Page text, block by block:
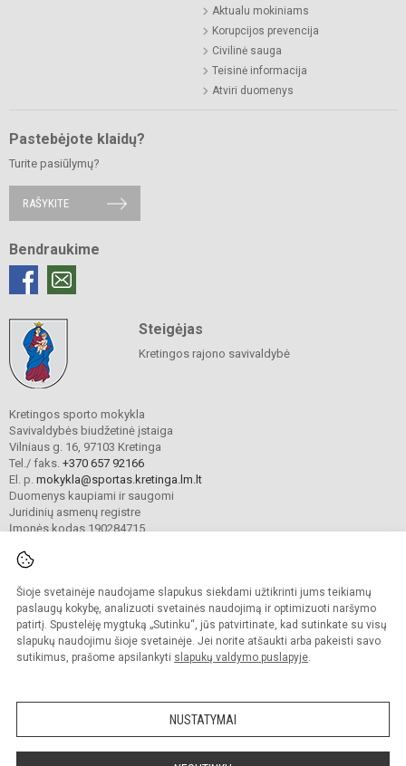
Šioje svetainėje naudojame slapukus siekdami užtikrinti jums teikiamų
paslaugų kokybę, analizuoti svetainės naudojimą ir optimizuoti naršymo
patirtį. Spustelėję mygtuką „Sutinku“, jūs patvirtinate, kad sutinkate su visų
slapukų naudojimu šioje svetainėje. Jei norite atšaukti arba pakeisti savo
sutikimus, prašome apsilankyti slapukų valdymo puslapyje.
NUSTATYMAI
Aktualu mokiniams
Korupcijos prevencija
Civilinė sauga
Teisinė informacija
Atviri duomenys
Pastebėjote klaidų?
Turite pasiūlymų?
RAŠYKITE
Bendraukime
Steigėjas
Kretingos rajono savivaldybė
Kretingos sporto mokykla
Savivaldybės biudžetinė įstaiga
Vilniaus g. 16, 97103 Kretinga
Tel./ faks. +370 657 92166
El. p. mokykla@sportas.kretinga.lm.lt
Duomenys kaupiami ir saugomi
Juridinių asmenų registre
Įmonės kodas 190284715
© 2021. Kretingos sporto mokykla. Visos teisės saugomos.
Kopijuoti turinį be raštiško gimnazijos sutikimo griežtai draudžiama.
Prieinamumo paraiška Slapukų valdymas
Sumanus būdas atnaujinti